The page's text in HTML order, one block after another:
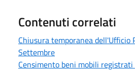
Contenuti correlati
Chiusura temporanea dell'Ufficio
Settembre
Censimento beni mobili registrati